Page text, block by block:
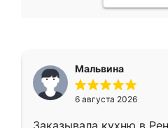
Мальвина
6 августа 2026
Заказывала кухню в